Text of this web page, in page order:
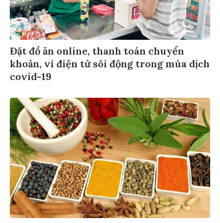
Đặt đồ ăn online, thanh toán chuyển
khoản, ví điện tử sôi động trong mùa dịch
covid-19